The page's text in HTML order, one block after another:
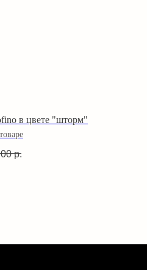
в цвете "шторм"
р.